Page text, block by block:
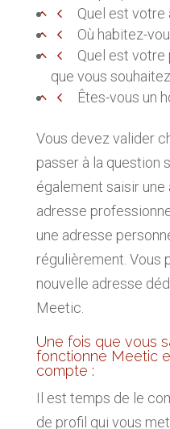
Quel est votre
Où habitez-
Quel est votre
que vous
Êtes-vous un
Vous devez valider
passer à la question
également saisir une
adresse
une adresse
régulièrement. Vous
nouvelle adresse
Meetic.
Une fois que vous
fonctionne Meetic
compte :
Il est temps de le
de profil qui vous